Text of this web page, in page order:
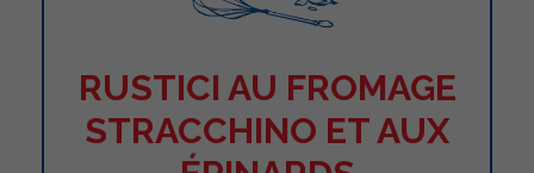
RUSTICI AU FROMAGE
STRACCHINO ET AUX